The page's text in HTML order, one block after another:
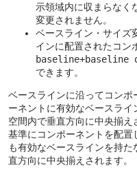
示領域内に収まらなく
変更されません。
ベースライン・サイズ
インに配置されたコン
baseline+baseline
できます。
ベースラインに沿ってコン
ーネントに有効なベースラ
空間内で垂直方向に中央揃え
基準にコンポーネントを配置
も有効なベースラインを持
直方向に中央揃えされます。